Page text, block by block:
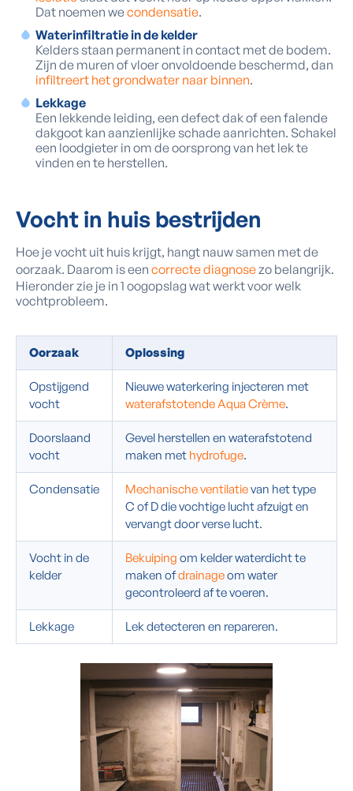
Dat noemen wecondensatie.
Waterinfiltratie in de kelder
Kelders staan permanent in contact met de bodem.
Zijn de muren of vloer onvoldoende beschermd, dan
infiltreert het grondwater naar binnen.
Lekkage
Een lekkende leiding, een defect dak of een falende
dakgoot kan aanzienlijke schade aanrichten. Schakel
een loodgieter in om de oorsprong van het lek te
vinden en te herstellen.
Vocht in huis bestrijden
Hoe je vocht uit huis krijgt, hangt nauw samen met de
oorzaak. Daarom is een correcte diagnosezo belangrijk.
Hieronder zie je in 1 oogopslag wat werkt voor welk
vochtprobleem.
Oorzaak Oplossing
Opstijgend
vocht
Nieuwe waterkering injecteren met
waterafstotende Aqua Crème.
Doorslaand
vocht
Gevel herstellen en waterafstotend
maken met hydrofuge.
Condensatie Mechanische ventilatievan het type
C of D die vochtige lucht afzuigt en
vervangt door verse lucht.
Vocht in de
kelder
Bekuiping om kelder waterdicht te
maken ofdrainageom water
gecontroleerd af te voeren.
Lekkage Lek detecteren en repareren.